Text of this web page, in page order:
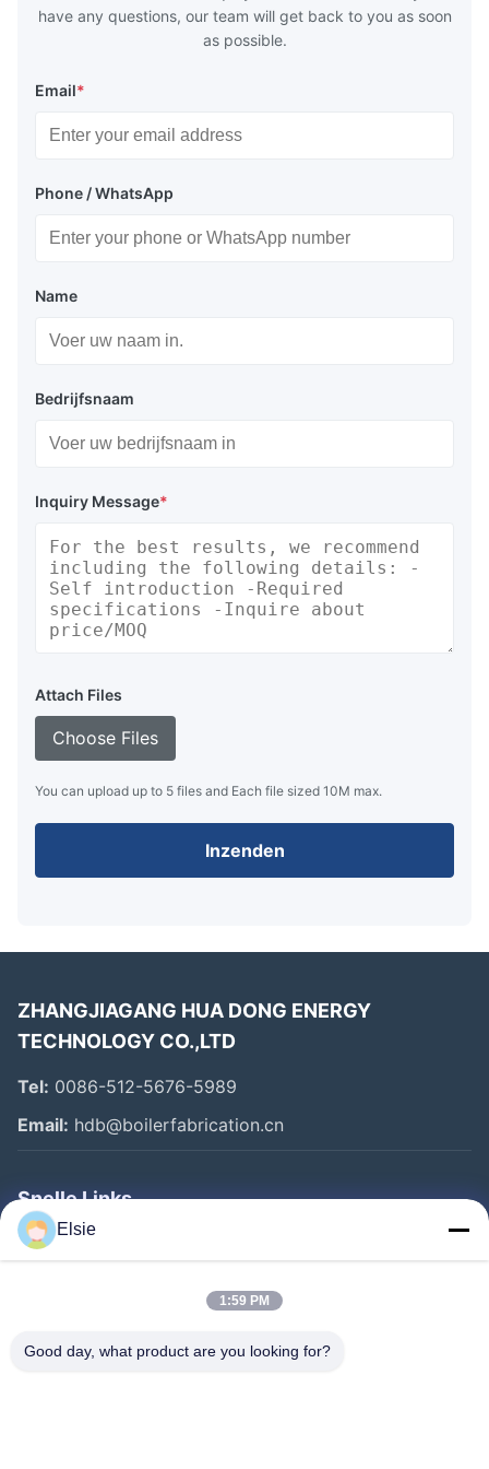
have any questions, our team will get back to you as soon
as possible.
Email*
Phone / WhatsApp
Name
Bedrijfsnaam
Inquiry Message*
Attach Files
Choose Files
You can upload up to 5 files and Each file sized 10M max.
Inzenden
ZHANGJIAGANG HUA DONG ENERGY
TECHNOLOGY CO.,LTD
Tel: 0086-512-5676-5989
Email: hdb@boilerfabrication.cn
Snelle Links
Huis
Fabrieksreis
Elsie
1:59 PM
Good day, what product are you looking for?